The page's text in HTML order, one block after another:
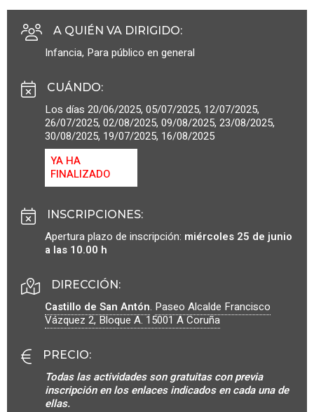
A QUIÉN VA DIRIGIDO:
Infancia, Para público en general
CUÁNDO:
Los días 20/06/2025, 05/07/2025, 12/07/2025,
26/07/2025, 02/08/2025, 09/08/2025, 23/08/2025,
30/08/2025, 19/07/2025, 16/08/2025
YA HA
FINALIZADO
INSCRIPCIONES:
Apertura plazo de inscripción: miércoles 25 de junio
a las 10.00 h
DIRECCIÓN:
Castillo de San Antón. Paseo Alcalde Francisco
Vázquez 2, Bloque A.15001A Coruña
PRECIO:
Todas las actividades son gratuitas con previa
inscripción en los enlaces indicados en cada una de
ellas.